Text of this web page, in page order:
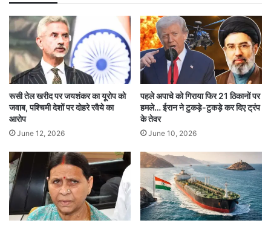
रूसी तेल खरीद पर जयशंकर का यूरोप को
जवाब, पश्चिमी देशों पर दोहरे रवैये का
आरोप
June 12, 2026
पहले अपाचे को गिराया फिर 21 ठिकानों पर
हमले… ईरान ने टुकड़े-टुकड़े कर दिए ट्रंप
के तेवर
June 10, 2026